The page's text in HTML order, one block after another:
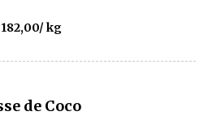
182,00/ kg
de Coco